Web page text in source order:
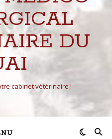
DU
cabinet vétérinaire !